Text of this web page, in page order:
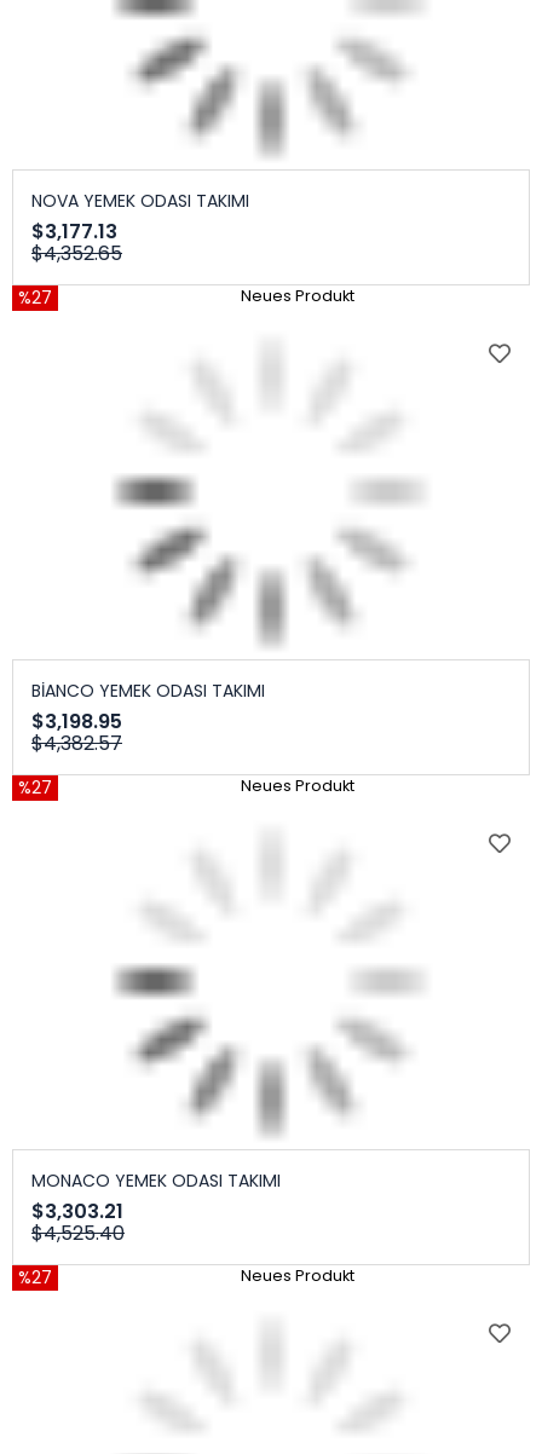
NOVA YEMEK ODASI TAKIMI
$3,177.13
$4,352.65
%27 Neues Produkt
BİANCO YEMEK ODASI TAKIMI
$3,198.95
$4,382.57
%27 Neues Produkt
MONACO YEMEK ODASI TAKIMI
$3,303.21
$4,525.40
%27 Neues Produkt